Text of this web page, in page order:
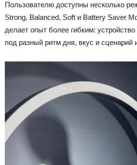
Пользователю доступны несколько
Strong, Balanced, Soft и Battery Saver
делает опыт более гибким:
под разный ритм дня, вкус и сценарий